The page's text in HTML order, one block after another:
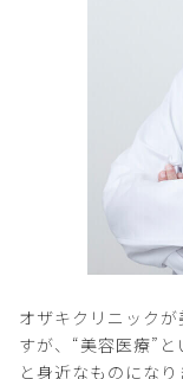
オザキクリニック
すが、“美容医療”
と身近なものにな